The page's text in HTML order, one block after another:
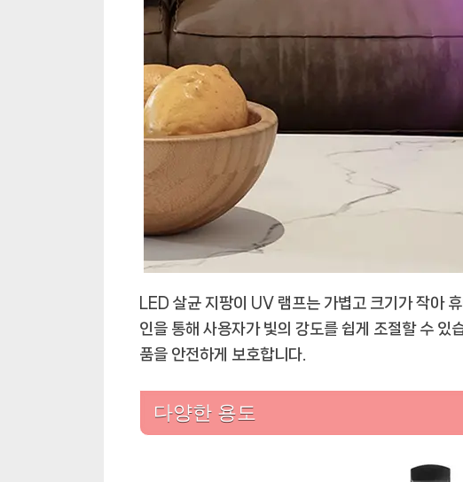
LED 살균 지팡이 UV 램프는 가볍고 크기가 작아
인을 통해 사용자가 빛의 강도를 쉽게 조절할 수 있
품을 안전하게 보호합니다.
다양한 용도